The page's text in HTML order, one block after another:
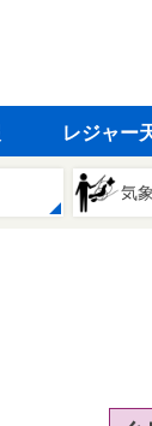
レジャー
気